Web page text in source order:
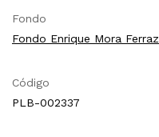
Fondo
Fondo Enrique Mora Ferraz
Código
PLB-002337